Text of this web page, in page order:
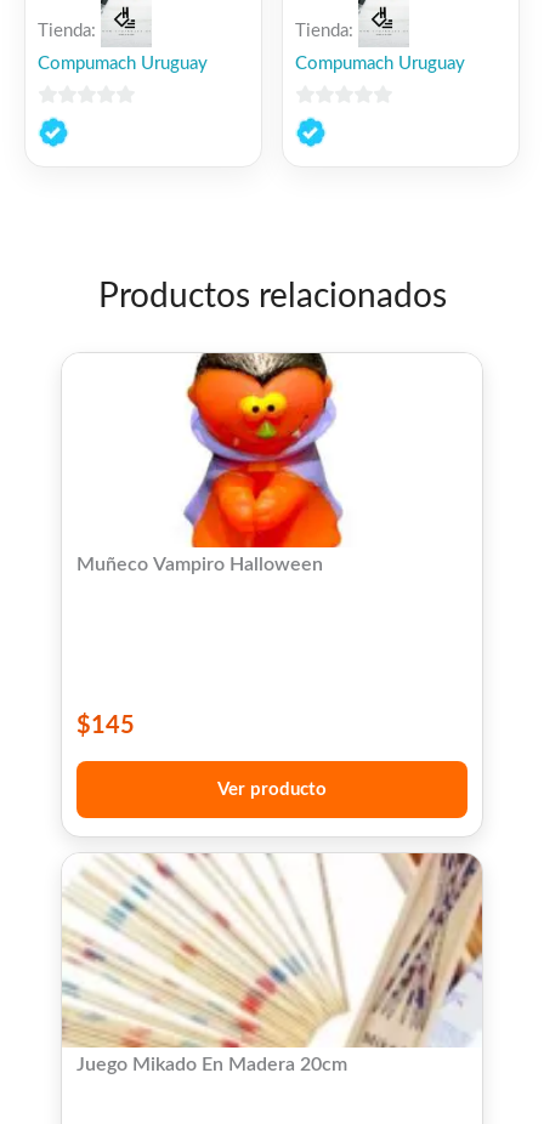
Tienda:
Compumach Uruguay
0
de
Tienda:
Compumach Uruguay
0
de
Productos relacionados
Muñeco Vampiro Halloween
$145
Ver producto
Juego Mikado En Madera 20cm